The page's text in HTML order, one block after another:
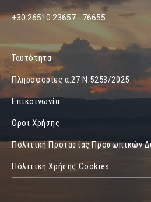
+30 26510 23657 - 76655
Ταυτότητα
Πληροφορίες α.27 Ν.5253/2025
Επικοινωνία
Όροι Χρήσης
Πολιτική Προτασίας Προσωπικών
Πόλιτική Χρήσης Cookies